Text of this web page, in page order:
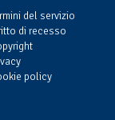
del servizio
di recesso
policy